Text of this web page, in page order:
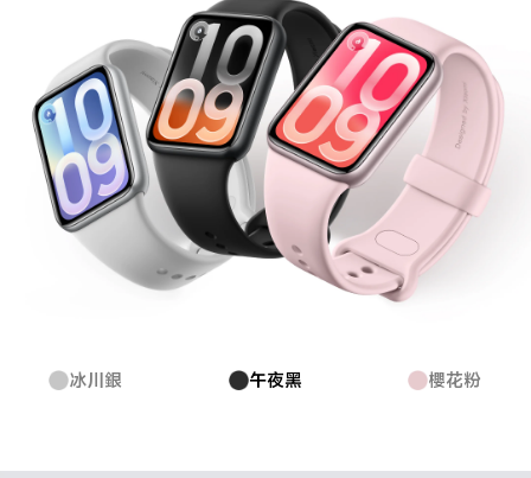
冰川銀 午夜黑 櫻花粉